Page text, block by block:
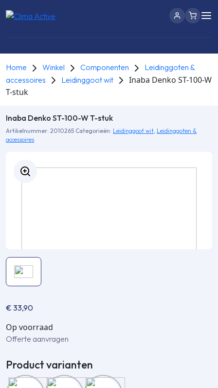
Home Winkel Componenten
Leidinggoten &
accessoires
Leidinggoot wit
Inaba Denko ST-100-W
T-stuk
Inaba Denko ST-100-W T-stuk
Artikelnummer: 2010265 Categorieën: Leidinggoot wit, Leidinggoten &
accessoires
€ 33,90
Op voorraad
Offerte aanvragen
Product varianten